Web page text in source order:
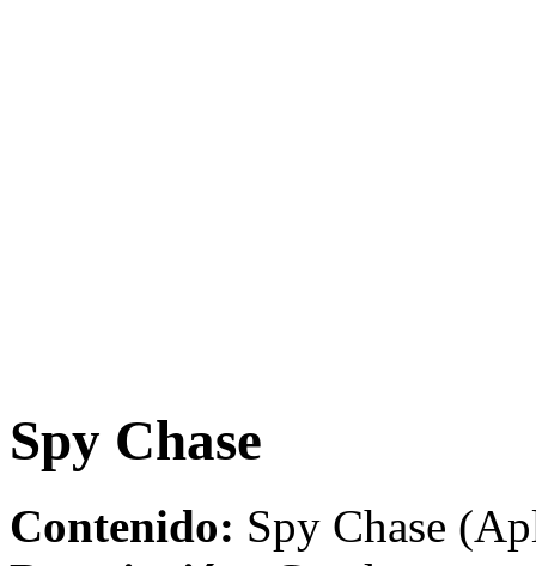
Spy Chase
Contenido: Spy Chase